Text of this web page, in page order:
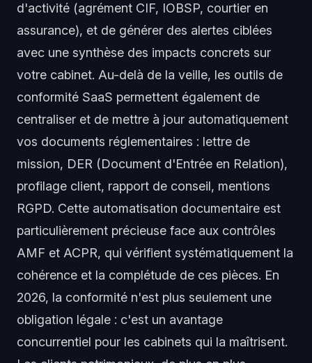
d'activité (agrément CIF, IOBSP, courtier en
assurance), et de générer des alertes ciblées
avec une synthèse des impacts concrets sur
votre cabinet. Au-delà de la veille, les outils de
conformité SaaS permettent également de
centraliser et de mettre à jour automatiquement
vos documents réglementaires : lettre de
mission, DER (Document d'Entrée en Relation),
profilage client, rapport de conseil, mentions
RGPD. Cette automatisation documentaire est
particulièrement précieuse face aux contrôles
AMF et ACPR, qui vérifient systématiquement la
cohérence et la complétude de ces pièces. En
2026, la conformité n'est plus seulement une
obligation légale : c'est un avantage
concurrentiel pour les cabinets qui la maîtrisent.